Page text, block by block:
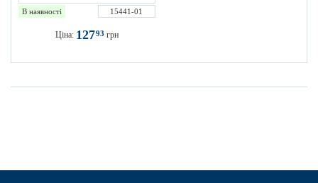
В наявності 15441-01
Ціна: 12793 грн